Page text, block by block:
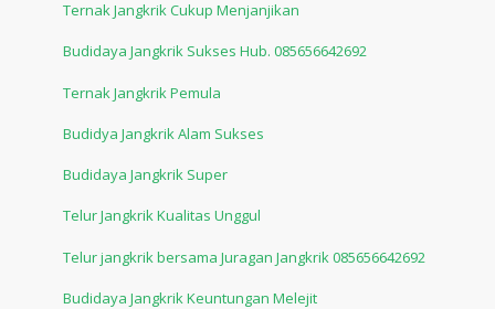
Ternak Jangkrik Cukup Menjanjikan
Budidaya Jangkrik Sukses Hub. 085656642692
Ternak Jangkrik Pemula
Budidya Jangkrik Alam Sukses
Budidaya Jangkrik Super
Telur Jangkrik Kualitas Unggul
Telur jangkrik bersama Juragan Jangkrik 085656642692
Budidaya Jangkrik Keuntungan Melejit